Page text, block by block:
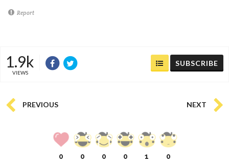
Report
1.9k
VIEWS
SUBSCRIBE
PREVIOUS NEXT
0 0 0 0 1 0